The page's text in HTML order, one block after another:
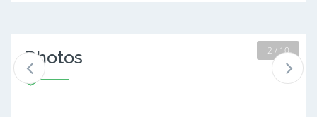
Photos 2 / 10